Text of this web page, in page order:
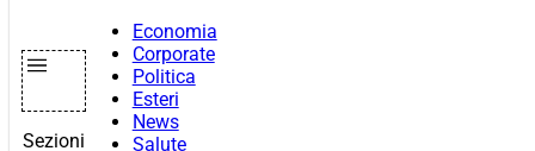
Sezioni
Economia
Corporate
Politica
Esteri
News
Salute